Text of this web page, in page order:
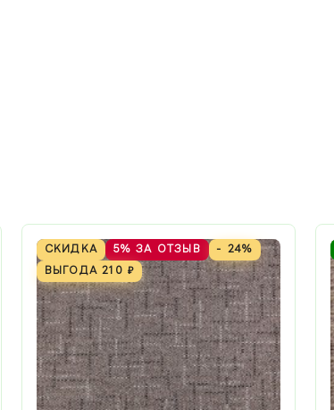
СКИДКА 5% ЗА ОТЗЫВ
- 24%
ВЫГОДА210 ₽